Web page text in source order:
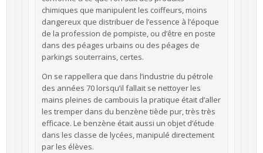
chimiques que manipulent les coiffeurs, moins
dangereux que distribuer de l’essence à l’époque
de la profession de pompiste, ou d’être en poste
dans des péages urbains ou des péages de
parkings souterrains, certes.
On se rappellera que dans l’industrie du pétrole
des années 70 lorsqu’il fallait se nettoyer les
mains pleines de cambouis la pratique était d’aller
les tremper dans du benzène tiède pur, très très
efficace. Le benzène était aussi un objet d’étude
dans les classe de lycées, manipulé directement
par les élèves.